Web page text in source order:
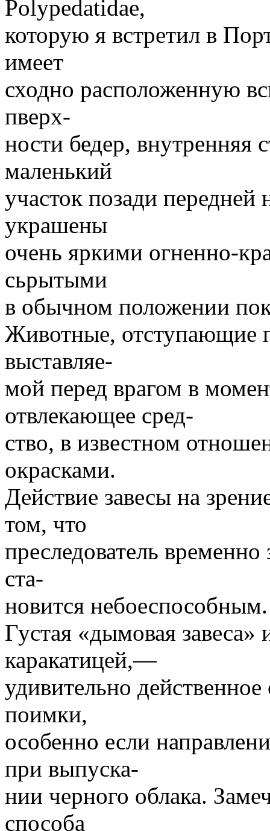
Polypedatidae,
которую я встретил в
имеет
сходно расположенную
пверх-
ности бедер, внутренняя
маленький
участок позади
украшены
очень яркими огненно-
сьрытыми
в обычном положении
Животные, отступающие
выставляе-
мой перед врагом в
отвлекающее сред-
ство, в известном
окрасками.
Действие завесы на
том, что
преследователь временно
ста-
новится небоеспособным.
Густая «дымовая
каракатицей,—
удивительно
поимки,
особенно если
при выпуска-
нии черного облака.
способа